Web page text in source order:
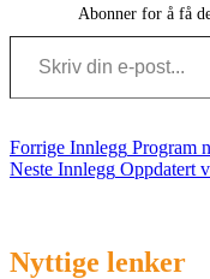
Abonner for å få
Skriv din e-post...
Forrige Innlegg Program
Neste Innlegg Oppdatert
Nyttige lenker